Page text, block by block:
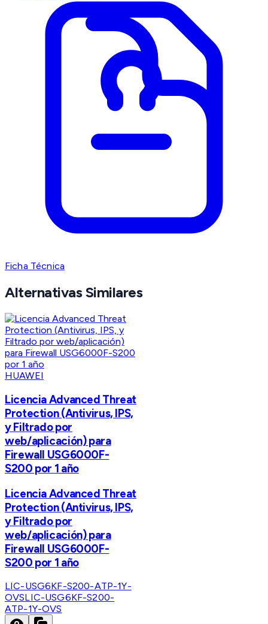
Ficha Técnica
Alternativas Similares
HUAWEI
Licencia Advanced Threat
Protection (Antivirus, IPS,
y Filtrado por
web/aplicación) para
Firewall USG6000F-
S200 por 1 año
Licencia Advanced Threat
Protection (Antivirus, IPS,
y Filtrado por
web/aplicación) para
Firewall USG6000F-
S200 por 1 año
LIC-USG6KF-S200-ATP-1Y-
OVSLIC-USG6KF-S200-
ATP-1Y-OVS